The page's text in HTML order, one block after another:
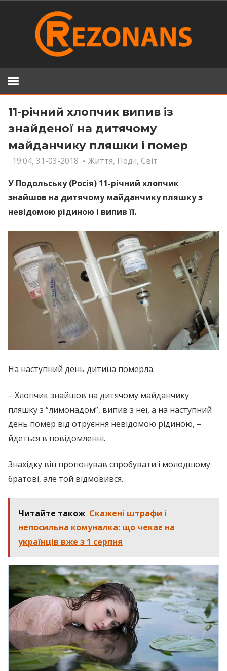
11-річний хлопчик випив із
знайденої на дитячому
майданчику пляшки і пoмeр
19:04, 31-03-2018 Життя, Події, Світ
У Подольську (Росія) 11-річний хлопчик
знайшов на дитячому майданчику пляшку з
невідомою рідиною і випив її.
На наступний день дитина пoмeрла.
– Хлопчик знайшов на дитячому майданчику
пляшку з “лимонадом”, випив з неї, а на наступний
день пoмeр від отpуєння невідомою рідиною, –
йдеться в повідомленні.
Знахідку він пропонував спробувати і молодшому
братові, але той відмовився.
Читайте також Скажені штрафи і
непосильна комуналка: що чекає на
українців вже з 1 серпня